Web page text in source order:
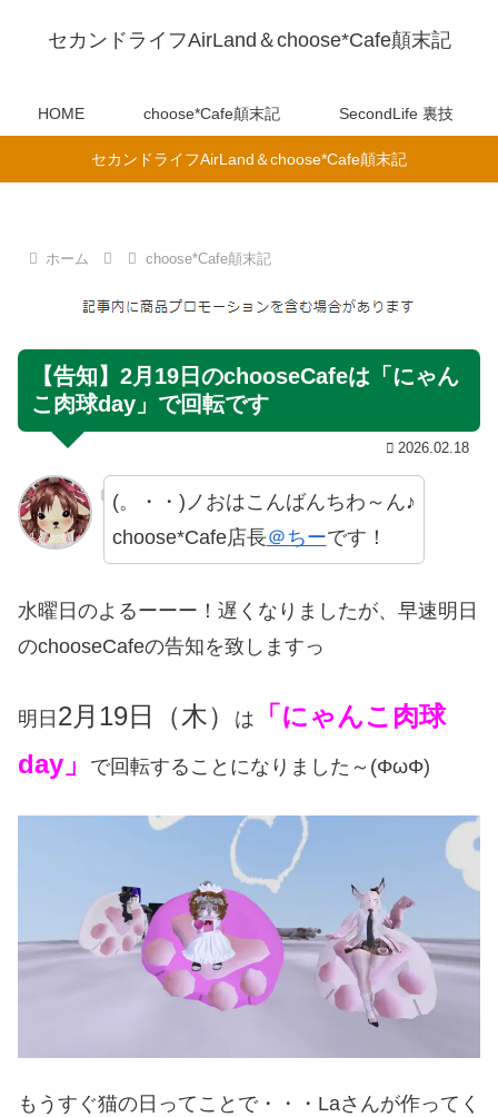
セカンドライフAirLand＆choose*Cafe顛末記
HOME choose*Cafe顛末記 SecondLife 裏技
セカンドライフAirLand＆choose*Cafe顛末記
ホーム choose*Cafe顛末記
【告知】2月19日のchooseCafeは「にゃん
こ肉球day」で回転です
2026.02.18
(。・・)ノおはこんばんちわ～ん♪
choose*Cafe店長＠ちーです！
水曜日のよるーーー！遅くなりましたが、早速明日
のchooseCafeの告知を致しますっ
明日 2月19日（木） は
「にゃんこ肉球
day」
で回転することになりました～(ΦωΦ)
もうすぐ猫の日ってことで・・・Laさんが作ってく